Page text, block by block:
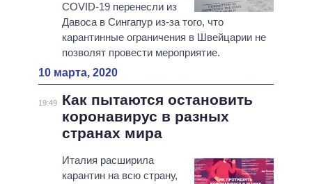
COVID-19 перенесли из
Давоса в Сингапур из-за того, что
карантинные ограничения в Швейцарии не
позволят провести мероприятие.
10 марта, 2020
19:49
Как пытаются остановить
коронавирус в разных
странах мира
Италия расширила
карантин на всю страну,